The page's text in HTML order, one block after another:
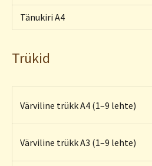
Tänukiri A4
Trükid
Värviline trükk A4 (1–9 lehte)
Värviline trükk A3 (1–9 lehte)